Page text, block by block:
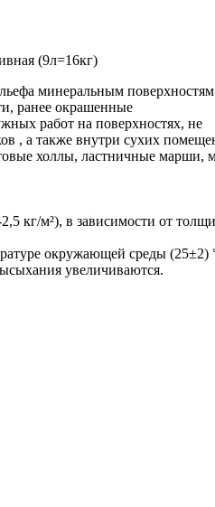
(9л=16кг)
минеральным
ранее окрашенные
работ на поверхностях, не
, а также внутри сухих
холлы, ластничные марши,
кг/м²), в зависимости от
окружающей среды (25±2)
увеличиваются.